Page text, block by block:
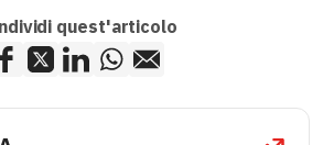
quest'articolo